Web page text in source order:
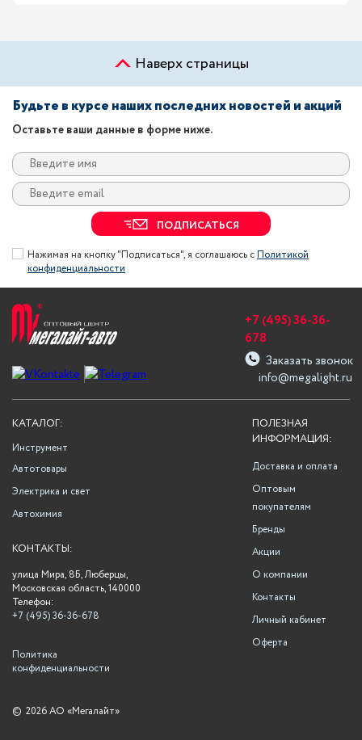
Наверх страницы
Будьте в курсе наших последних новостей и акций
Оставьте ваши данные в форме ниже.
ПОДПИСАТЬСЯ
Нажимая на кнопку "Подписаться", я соглашаюсь сПолитикой
конфиденциальности
info@megalight.ru
+7 (495) 36-36-
678
Заказать звонок
ПОЛЕЗНАЯ
ИНФОРМАЦИЯ:
Доставка и оплата
Оптовым
покупателям
Бренды
Акции
О компании
Контакты
Личный кабинет
Оферта
КАТАЛОГ:
Инструмент
Автотовары
Электрика и свет
Автохимия
КОНТАКТЫ:
улица Мира, 8Б, Люберцы,
Московская область, 140000
Телефон:
+7 (495) 36-36-678
Политика
конфиденциальности
© 2026 АО «Мегалайт»